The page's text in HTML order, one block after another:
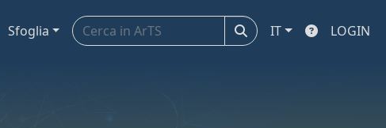
Sfoglia IT LOGIN